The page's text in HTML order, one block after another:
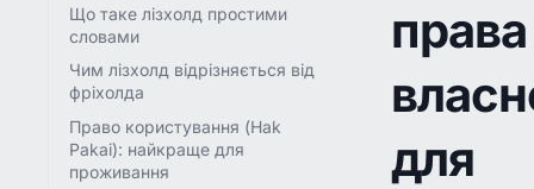
Що таке лізхолд простими
словами
Чим лізхолд відрізняється від
фріхолда
Право користування (Hak
Pakai): найкраще для
проживання
права
для